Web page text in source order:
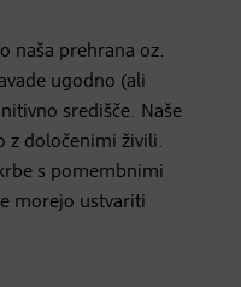
naša prehrana oz.
ugodno (ali
središče. Naše
z določenimi živili.
s pomembnimi
morejo ustvariti